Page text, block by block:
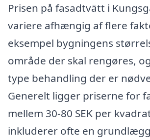
Prisen på fasadtvätt i
variere afhængig af flere
eksempel bygningens
område der skal rengøres,
type behandling der er
Generelt ligger priserne for
mellem 30-80 SEK per
inkluderer ofte en